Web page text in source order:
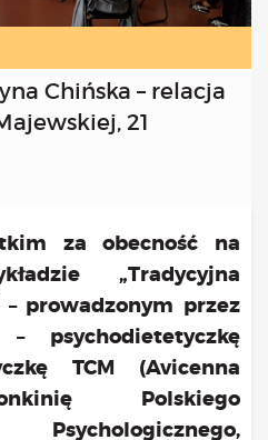
Chińska – relacja
21
za obecność na
„Tradycyjna
– prowadzonym przez
psychodietetyczkę
TCM (Avicenna
Polskiego
2020
2019
2018
oddechowa
fundacji BądźMy
i Będę
online
Małego
Kazimierzu
(warsztaty i LIVE’y)